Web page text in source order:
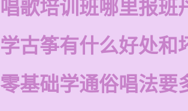
唱歌培训班哪里报班
学古筝有什么好处和
零基础学通俗唱法要